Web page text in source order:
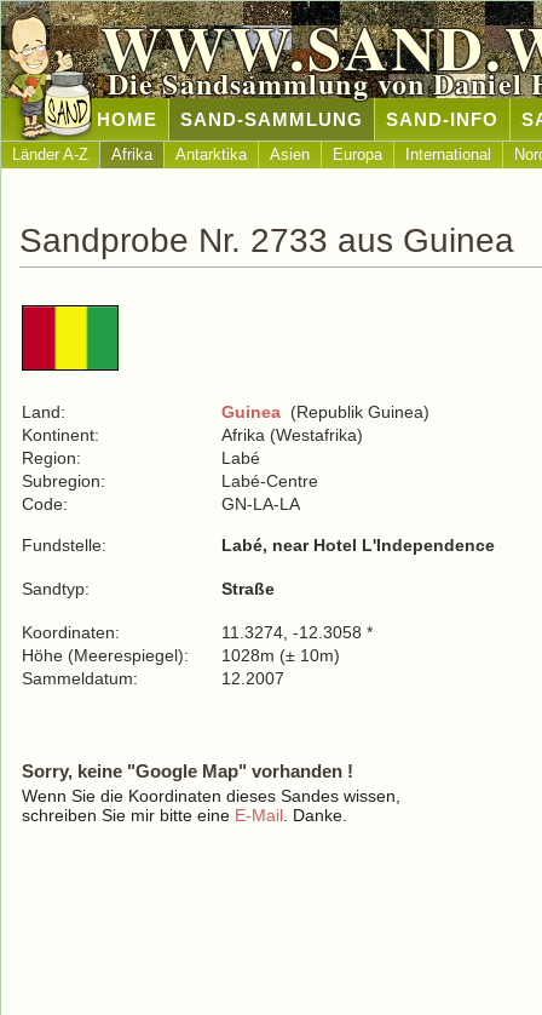
Die Sandsammlung von Daniel
HOME SAND-SAMMLUNG SAND-INFO
Länder A-Z Afrika Antarktika Asien Europa International
Sandprobe Nr. 2733 aus Guinea
Land: Guinea (Republik Guinea)
Kontinent:
Afrika (Westafrika)
Region:
Labé
Subregion:
Labé-Centre
Code:
GN-LA-LA
Fundstelle: Labé, near Hotel L'Independence
Sandtyp: Straße
Koordinaten:
11.3274, -12.3058 *
Höhe (Meerespiegel):
1028m (± 10m)
Sammeldatum:
12.2007
Sorry, keine "Google Map" vorhanden !
Wenn Sie die Koordinaten dieses Sandes wissen,
schreiben Sie mir bitte eine E-Mail . Danke.